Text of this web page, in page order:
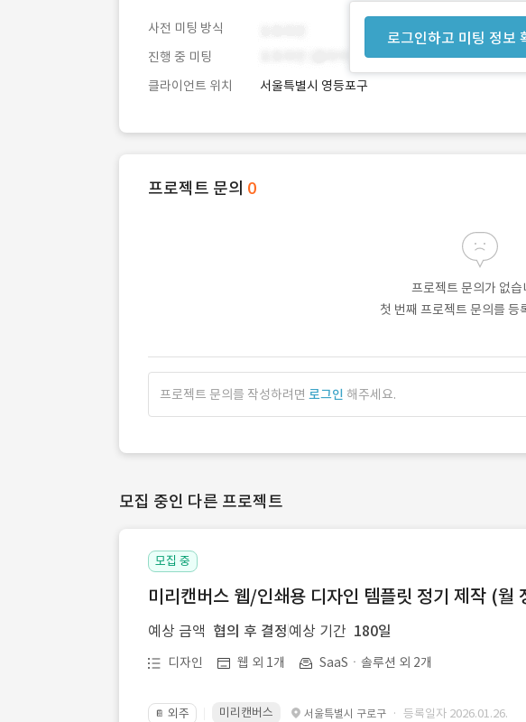
로그인하고 미팅 정보
사전 미팅 방식
진행 중 미팅
클라이언트 위치
서울특별시 영등포구
프로젝트 문의 0
프로젝트 문의가 없습
첫 번째 프로젝트 문의를 등
프로젝트 문의를 작성하려면 로그인 해주세요.
모집 중인 다른 프로젝트
모집 중
미리캔버스 웹/인쇄용 디자인 템플릿 정기 제작 (월
예상 금액 협의 후 결정 예상 기간 180일
디자인 웹 외 1개 SaaSㆍ솔루션 외 2개
📔 외주 미리캔버스 서울특별시 구로구 · 등록일자 2026.01.26.